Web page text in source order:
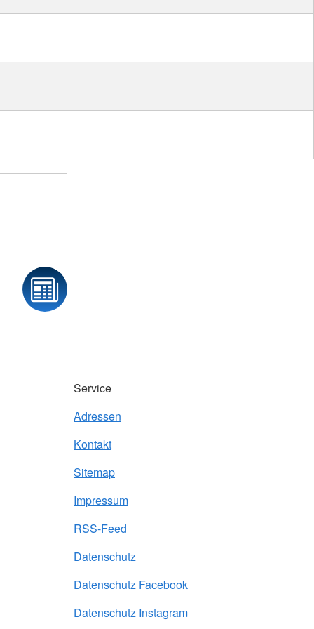
Service
Adressen
Kontakt
Sitemap
Impressum
RSS-Feed
Datenschutz
Datenschutz Facebook
Datenschutz Instagram